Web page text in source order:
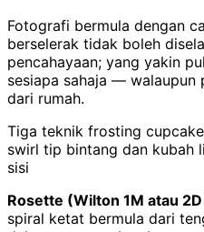
Fotografi bermula dengan
berselerak tidak boleh
pencahayaan; yang yakin
sesiapa sahaja — walaupun
dari rumah.
Tiga teknik frosting
swirl tip bintang dan kubah
sisi
Rosette (Wilton 1M atau
spiral ketat bermula dari